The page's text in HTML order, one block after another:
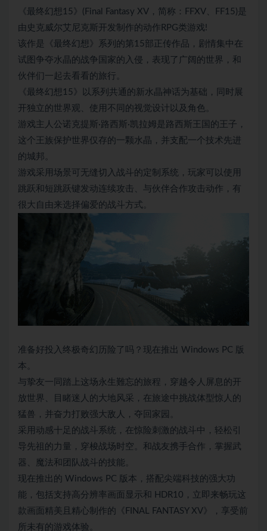
《最终幻想15》(Final Fantasy XV，简称：FFXV、FF15)是
由史克威尔艾尼克斯开发制作的动作RPG类游戏!
该作是《最终幻想》系列的第15部正传作品，剧情集中在
试图争夺水晶的战争国家的入侵，表现了广阔的世界，和
伙伴们一起去看看的旅行。
《最终幻想15》以系列共通的新水晶神话为基础，同时展
开独立的世界观、使用不同的视觉设计以及角色。
游戏主人公诺克提斯·路西斯·凯拉姆是路西斯王国的王子，
这个王族保护世界仅存的一颗水晶，并支配一个技术先进
的城邦。
游戏采用场景可无缝切入战斗的定制系统，玩家可以使用
跳跃和短跳跃键发动连续攻击、与伙伴合作攻击动作，有
很大自由来选择偏爱的战斗方式。
准备好投入终极奇幻历险了吗？现在推出 Windows PC 版
本。
与挚友一同踏上这场永生難忘的旅程，穿越令人屏息的开
放世界、目睹迷人的大地风采，在旅途中挑战体型惊人的
猛兽，并奋力打败强大敌人，夺回家园。
采用动感十足的战斗系统，在惊险刺激的战斗中，轻松引
导先祖的力量，穿梭战场时空。和战友携手合作，掌握武
器、魔法和团队战斗的技能。
现在推出的 Windows PC 版本，搭配尖端科技的强大功
能，包括支持高分辨率画面显示和 HDR10，立即来畅玩这
款画面精美且精心制作的《FINAL FANTASY XV》，享受前
所未有的游戏体验。